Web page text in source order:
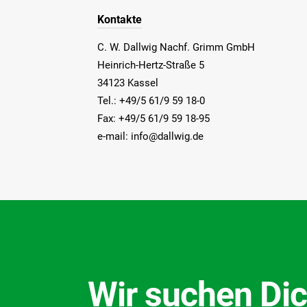
Kontakte
C. W. Dallwig Nachf. Grimm GmbH
Heinrich-Hertz-Straße 5
34123 Kassel
Tel.: +49/5 61/9 59 18-0
Fax: +49/5 61/9 59 18-95
e-mail: info@dallwig.de
Wir suchen